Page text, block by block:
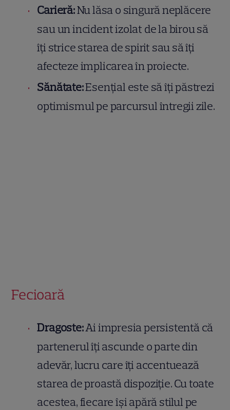
Carieră:Nu lăsa o singură neplăcere
sau un incident izolat de la birou să
îți strice starea de spirit sau să îți
afecteze implicarea în proiecte.
Sănătate:Esențial este să îți păstrezi
optimismul pe parcursul întregii zile.
Fecioară
Dragoste:Ai impresia persistentă că
partenerul îți ascunde o parte din
adevăr, lucru care îți accentuează
starea de proastă dispoziție. Cu toate
acestea, fiecare își apără stilul pe